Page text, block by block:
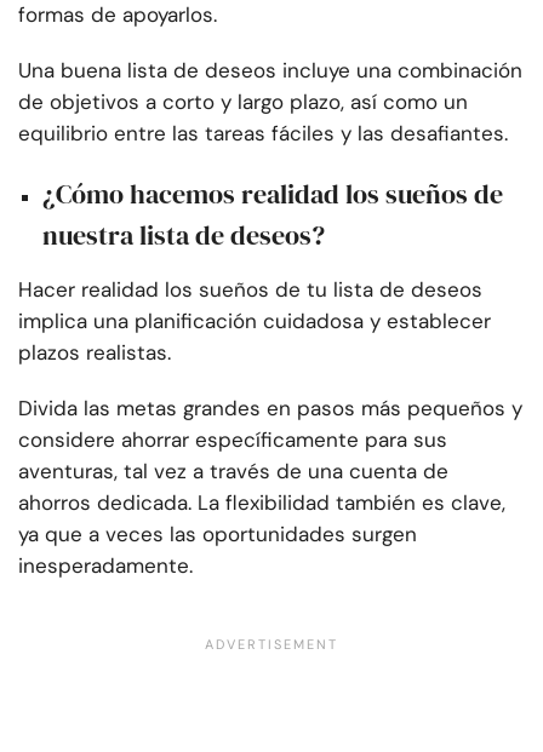
formas de apoyarlos.
Una buena lista de deseos incluye una combinación
de objetivos a corto y largo plazo, así como un
equilibrio entre las tareas fáciles y las desafiantes.
¿Cómo hacemos realidad los sueños de
nuestra lista de deseos?
Hacer realidad los sueños de tu lista de deseos
implica una planificación cuidadosa y establecer
plazos realistas.
Divida las metas grandes en pasos más pequeños y
considere ahorrar específicamente para sus
aventuras, tal vez a través de una cuenta de
ahorros dedicada. La flexibilidad también es clave,
ya que a veces las oportunidades surgen
inesperadamente.